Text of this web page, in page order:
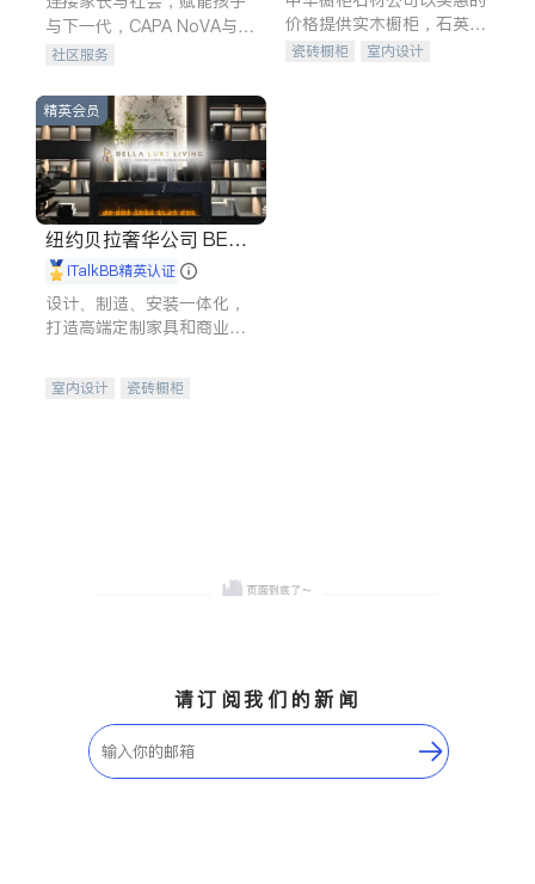
与下一代，CAPA NoVA与您
携手建设包容、公平、充满
社区服务
价格提供实木橱柜，石英石
台面，多种优质不锈钢水
瓷砖橱柜
室内设计
精英会员
纽约贝拉奢华公司 BELL
A LUXE
iTalkBB精英认证
设计、制造、安装一体化，
打造高端定制家具和商业空
室内设计
瓷砖橱柜
请订阅我们的新闻